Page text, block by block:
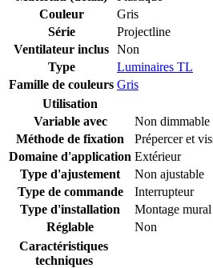
Couleur
Gris
Série
Projectline
Ventilateur inclus Non
Type
Luminaires TL
Famille de couleurs Gris
Utilisation
Variable avec
Non dimmable
Méthode de fixation
Prépercer et
Domaine d'application Extérieur
Type d'ajustement
Non ajustable
Type de commande
Interrupteur
Type d'installation
Montage
Réglable
Non
Caractéristiques
techniques